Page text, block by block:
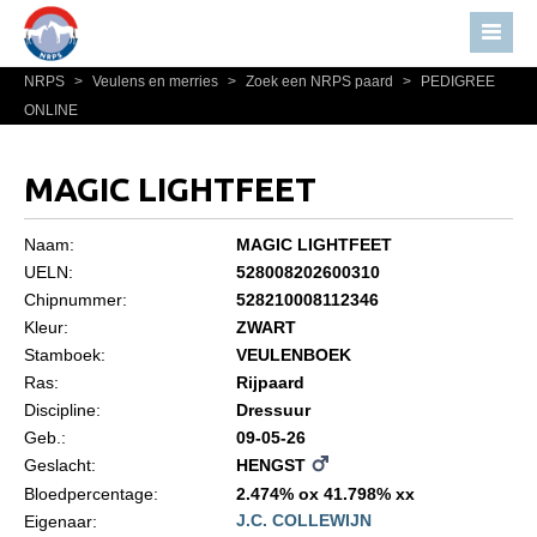
Home
Nieuws
Bestuur NRPS
Informatie
Statuten en reglementen
Algemeen
Paardenpaspoort aanvragen
NRPS > Veulens en merries > Zoek een NRPS paard >
PEDIGREE
ONLINE
MAGIC LIGHTFEET
Naam:
MAGIC LIGHTFEET
UELN:
528008202600310
Chipnummer:
528210008112346
Kleur:
ZWART
Stamboek:
VEULENBOEK
Ras:
Rijpaard
Discipline:
Dressuur
Geb.:
09-05-26
Geslacht:
HENGST
Bloedpercentage:
2.474% ox 41.798% xx
Eigenaar:
J.C. COLLEWIJN